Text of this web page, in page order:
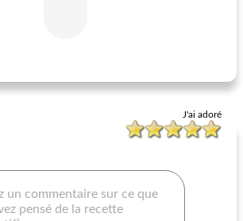
J'ai adoré